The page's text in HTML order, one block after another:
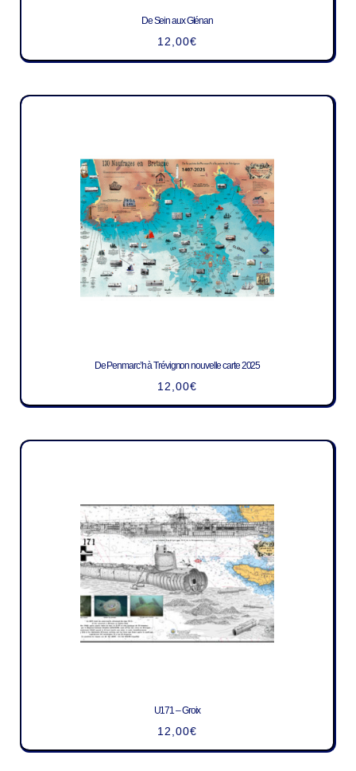
De Sein aux Glénan
12,00€
De Penmarc’h à Trévignon nouvelle carte 2025
12,00€
U171 – Groix
12,00€